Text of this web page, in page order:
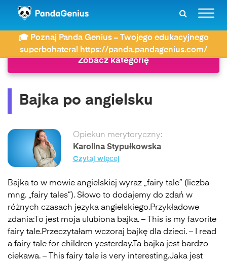
🎓 Poznaj Panda Genius – Twojego edukacyjnego
superbohatera! https://panda.pandagenius.com/
ZDAY Język angielski Bajka po angielsku
Zobacz kategorię
Bajka po angielsku
Opiekun merytoryczny:
Karolina Stypułkowska
Czytaj więcej
Bajka to w mowie angielskiej wyraz „fairy tale” (liczba
mng. „fairy tales”). Słowo to dodajemy do zdań w
różnych czasach języka angielskiego.Przykładowe
zdania:To jest moja ulubiona bajka. – This is my favorite
fairy tale.Przeczytałam wczoraj bajkę dla dzieci. – I read
a fairy tale for children yesterday.Ta bajka jest bardzo
ciekawa. – This fairy tale is very interesting.Jaka jest